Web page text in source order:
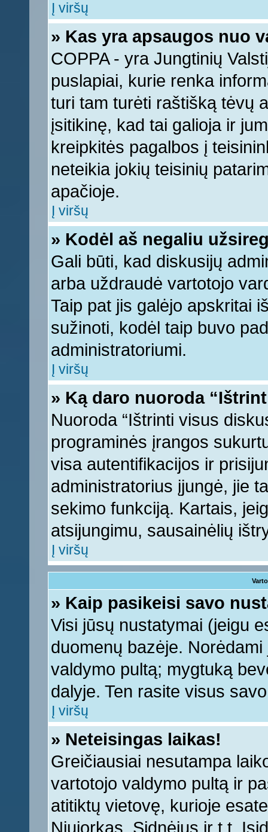
Į viršų
» Kas yra apsaugos nuo
COPPA - yra Jungtinių
puslapiai, kurie renka
turi tam turėti raštišką tėvų
įsitikinę, kad tai galioja ir
kreipkitės pagalbos į
neteikia jokių teisinių
apačioje.
Į viršų
» Kodėl aš negaliu
Gali būti, kad diskusijų
arba uždraudė vartotojo
Taip pat jis galėjo apskritai
sužinoti, kodėl taip buvo
administratoriumi.
Į viršų
» Ką daro nuoroda
Nuoroda “Ištrinti visus
programinės įrangos
visa autentifikacijos ir
administratorius įjungė, jie
sekimo funkciją. Kartais,
atsijungimu, sausainėlių
Į viršų
» Kaip pasikeisi savo
Visi jūsų nustatymai (jeigu
duomenų bazėje.
valdymo pultą; mygtuką
dalyje. Ten rasite visus
Į viršų
» Neteisingas laikas!
Greičiausiai nesutampa
vartotojo valdymo pultą ir
atitiktų vietovę, kurioje
Niujorkas, Sidnėjus ir t.t.